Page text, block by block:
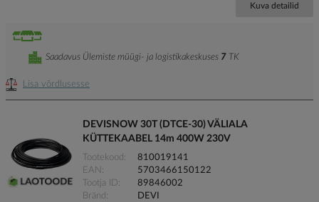
Kuva detailid
Lisa võrdlusesse
Saadavus Ülemiste müügi- ja logistikakeskuses 7 TK
DEVISNOW 30T (DTCE-30) VÄLIALA
KÜTTEKAABEL 14m 400W 230V
Tootekood
810019141
EAN
5703466150122
Tootja ID
89846002
Bränd
DEVI